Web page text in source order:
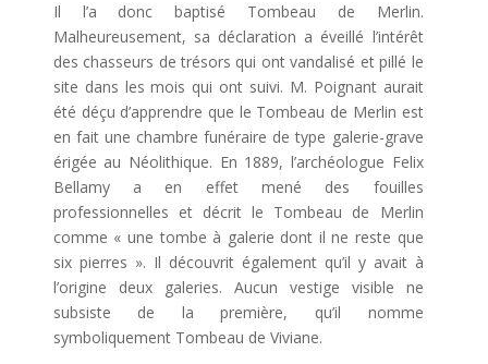
Il l’a donc baptisé Tombeau de Merlin.
Malheureusement, sa déclaration a éveillé l’intérêt
des chasseurs de trésors qui ont vandalisé et pillé le
site dans les mois qui ont suivi. M. Poignant aurait
été déçu d’apprendre que le Tombeau de Merlin est
en fait une chambre funéraire de type galerie-grave
érigée au Néolithique. En 1889, l’archéologue Felix
Bellamy a en effet mené des fouilles
professionnelles et décrit le Tombeau de Merlin
comme « une tombe à galerie dont il ne reste que
six pierres ». Il découvrit également qu’il y avait à
l’origine deux galeries. Aucun vestige visible ne
subsiste de la première, qu’il nomme
symboliquement Tombeau de Viviane.